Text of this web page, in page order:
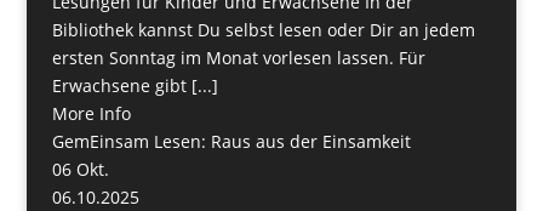
Bibliothek kannst Du selbst lesen oder Dir an jedem
ersten Sonntag im Monat vorlesen lassen. Für
Erwachsene gibt [...]
More Info
GemEinsam Lesen: Raus aus der Einsamkeit
06 Okt.
06.10.2025